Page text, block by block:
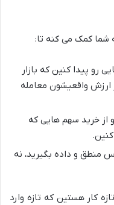
شما کمک می کنه تا:
رو پیدا کنین که بازار
ارزش واقعیشون معامله
از خرید سهم هایی که
منطق و داده بگیرید، نه
کار هستین که تازه وارد